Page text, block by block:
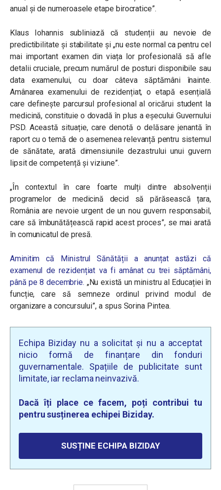
anual și de numeroasele etape birocratice”.
Klaus Iohannis subliniază că studenții au nevoie de
predictibilitate și stabilitate și „nu este normal ca pentru cel
mai important examen din viața lor profesională să afle
detalii cruciale, precum numărul de posturi disponibile sau
data examenului, cu doar câteva săptămâni înainte.
Amânarea examenului de rezidențiat, o etapă esențială
care definește parcursul profesional al oricărui student la
medicină, constituie o dovadă în plus a eșecului Guvernului
PSD. Această situație, care denotă o delăsare jenantă în
raport cu o temă de o asemenea relevanță pentru sistemul
de sănătate, arată dimensiunile dezastrului unui guvern
lipsit de competență și viziune”.
„În contextul în care foarte mulți dintre absolvenții
programelor de medicină decid să părăsească țara,
România are nevoie urgent de un nou guvern responsabil,
care să îmbunătățească rapid acest proces”, se mai arată
în comunicatul de presă.
Aminitim că Ministrul Sănătății a anunțat astăzi că
examenul de rezidențiat va fi amânat cu trei săptămâni,
până pe 8 decembrie. „Nu există un ministru al Educației în
funcție, care să semneze ordinul privind modul de
organizare a concursului”, a spus Sorina Pintea.
Echipa Biziday nu a solicitat și nu a acceptat
nicio formă de finanțare din fonduri
guvernamentale. Spațiile de publicitate sunt
limitate, iar reclama neinvazivă.
Dacă îți place ce facem, poți contribui tu
pentru susținerea echipei Biziday.
SUSȚINE ECHIPA BIZIDAY